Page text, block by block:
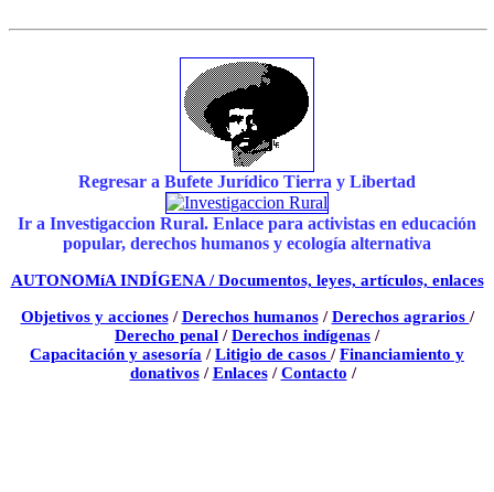
Regresar a Bufete Jurídico Tierra y Libertad
Ir a Investigaccion Rural. Enlace para activistas en educación
popular, derechos humanos y ecología alternativa
AUTONOMíA INDÍGENA / Documentos, leyes, artículos, enlaces
Objetivos y acciones/Derechos humanos/Derechos agrarios /
Derecho penal /Derechos indígenas /
Capacitación y asesoría /Litigio de casos /Financiamiento y
donativos/Enlaces/Contacto /